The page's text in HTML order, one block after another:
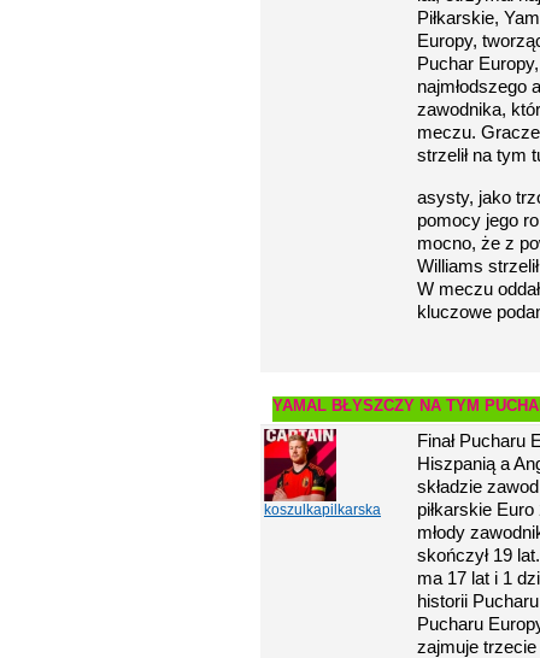
Piłkarskie,
Europy,
Puchar
najmłodszego
zawodnika,
meczu.
strzelił na tym
asysty, jako
pomocy jego
mocno, że z
Williams
W meczu
kluczowe
YAMAL BŁYSZCZY NA TYM
koszulkapilkarska
Finał Pucharu
Hiszpanią a
składzie
piłkarskie
młody
skończył 19
ma 17 lat i 1
historii
Pucharu
zajmuje